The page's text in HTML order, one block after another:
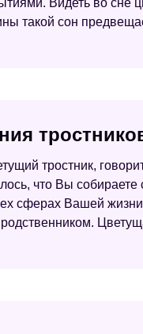
такой сон
тростник,
что Вы собираете
сферах Вашей жизни.